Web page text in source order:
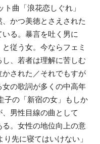
曲「浪花恋しぐれ」
かつ美徳とさえされた
る。暴言を吐く男に
従う女。今ならフェミ
、若者は理解に苦しむ
された／それでもすが
の歌詞が多くの中高年
子の「新宿の女」もしか
男性目線の曲として
。女性の地位向上の意
先に寝てはいけない」